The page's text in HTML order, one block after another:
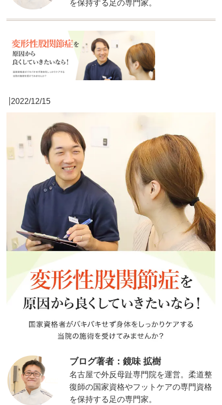
を保持する足の専門家。
2022/12/15
ブログ著者：鏡味 拡樹
名古屋で外反母趾専門院を運営。柔道整
復師の国家資格やフットケアの専門資格
を保持する足の専門家。